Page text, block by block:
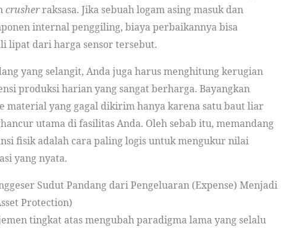
crusherraksasa. Jika sebuah logam asing masuk dan
internal penggiling, biaya perbaikannya bisa
lipat dari harga sensor tersebut.
yang selangit, Anda juga harus menghitung kerugian
produksi harian yang sangat berharga. Bayangkan
material yang gagal dikirim hanya karena satu baut liar
utama di fasilitas Anda. Oleh sebab itu, memandang
fisik adalah cara paling logis untuk mengukur nilai
yang nyata.
Sudut Pandang dari Pengeluaran (Expense) Menjadi
Protection)
tingkat atas mengubah paradigma lama yang selalu